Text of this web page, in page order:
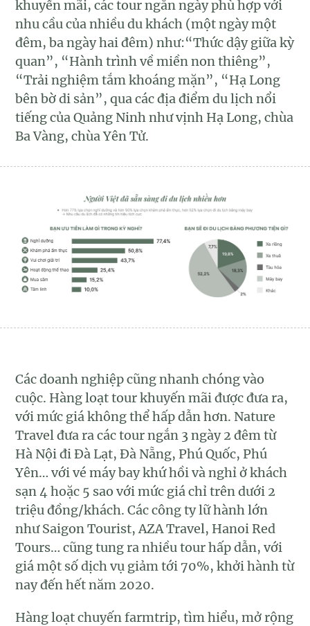
khuyến mãi, các tour ngắn ngày phù hợp với
nhu cầu của nhiều du khách (một ngày một
đêm, ba ngày hai đêm) như:“Thức dậy giữa kỳ
quan”, “Hành trình về miền non thiêng”,
“Trải nghiệm tắm khoáng mặn”, “Hạ Long
bên bờ di sản”, qua các địa điểm du lịch nổi
tiếng của Quảng Ninh như vịnh Hạ Long, chùa
Ba Vàng, chùa Yên Tử.
Các doanh nghiệp cũng nhanh chóng vào
cuộc. Hàng loạt tour khuyến mãi được đưa ra,
với mức giá không thể hấp dẫn hơn. Nature
Travel đưa ra các tour ngắn 3 ngày 2 đêm từ
Hà Nội đi Đà Lạt, Đà Nẵng, Phú Quốc, Phú
Yên… với vé máy bay khứ hồi và nghỉ ở khách
sạn 4 hoặc 5 sao với mức giá chỉ trên dưới 2
triệu đồng/khách. Các công ty lữ hành lớn
như Saigon Tourist, AZA Travel, Hanoi Red
Tours… cũng tung ra nhiều tour hấp dẫn, với
giá một số dịch vụ giảm tới 70%, khởi hành từ
nay đến hết năm 2020.
Hàng loạt chuyến farmtrip, tìm hiểu, mở rộng